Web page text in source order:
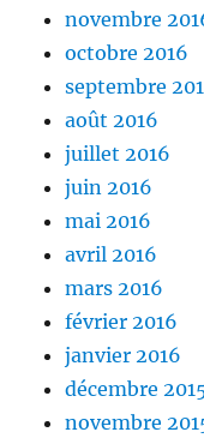
novembre
octobre 2016
septembre
août 2016
juillet 2016
juin 2016
mai 2016
avril 2016
mars 2016
février 2016
janvier 2016
décembre
novembre